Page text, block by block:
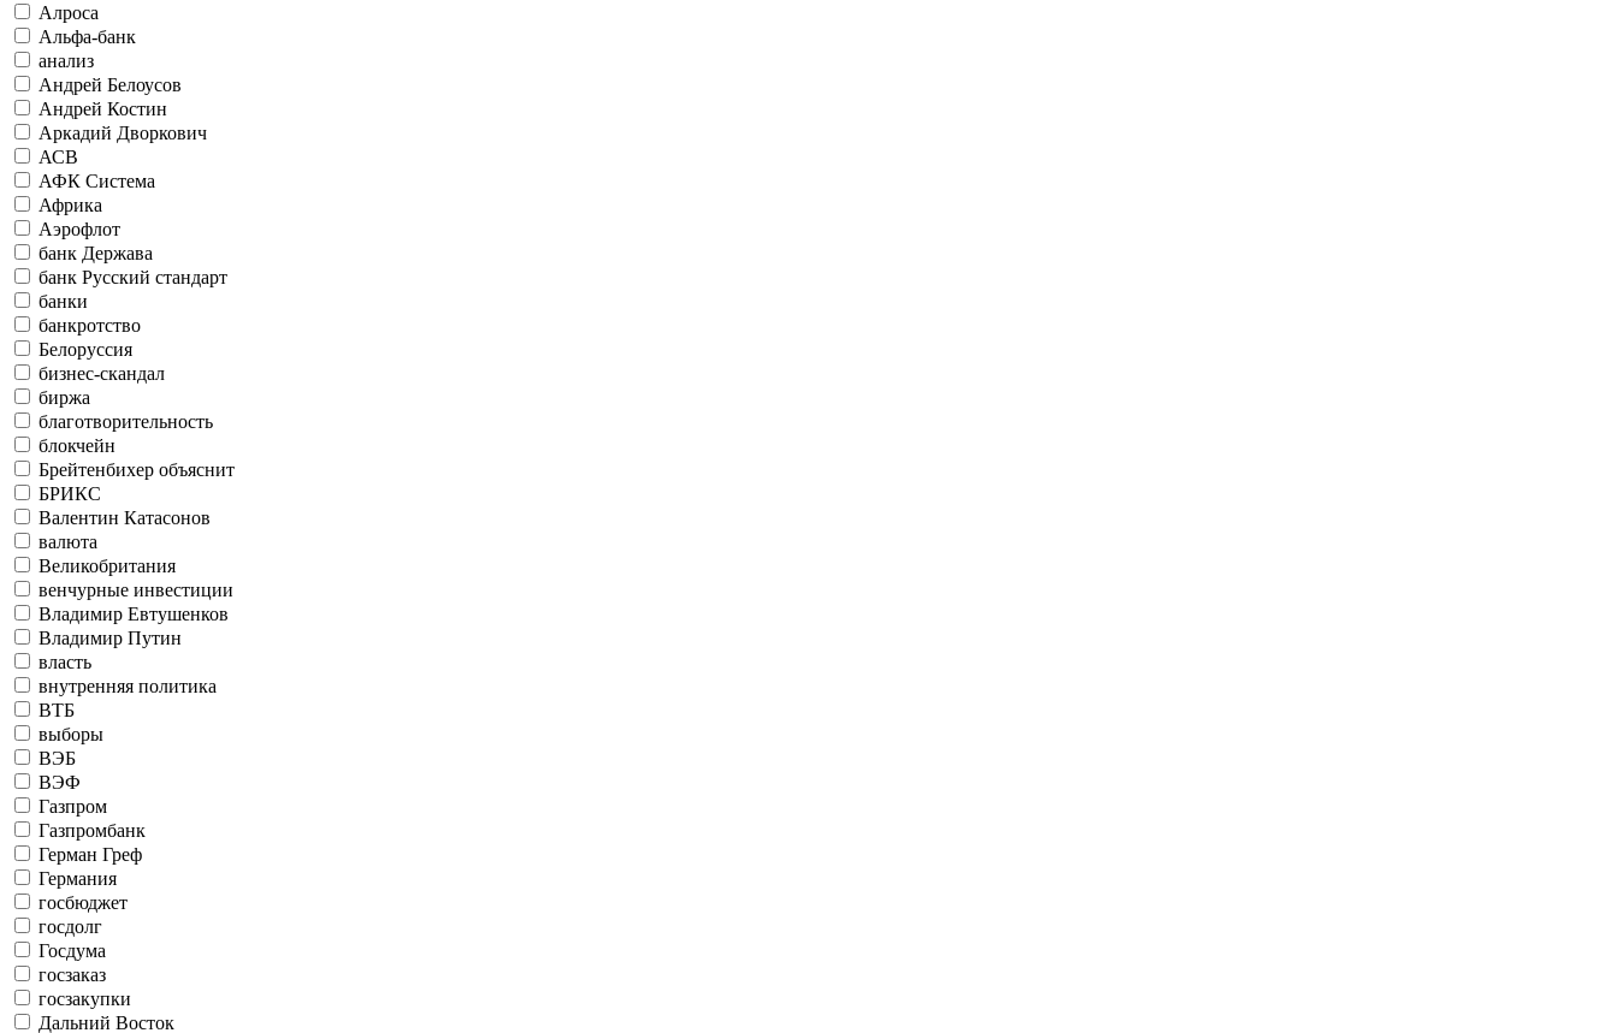
Алроса
Альфа-банк
анализ
Андрей Белоусов
Андрей Костин
Аркадий Дворкович
АСВ
АФК Система
Африка
Аэрофлот
банк Держава
банк Русский стандарт
банки
банкротство
Белоруссия
бизнес-скандал
биржа
благотворительность
блокчейн
Брейтенбихер объяснит
БРИКС
Валентин Катасонов
валюта
Великобритания
венчурные инвестиции
Владимир Евтушенков
Владимир Путин
власть
внутренняя политика
ВТБ
выборы
ВЭБ
ВЭФ
Газпром
Газпромбанк
Герман Греф
Германия
госбюджет
госдолг
Госдума
госзаказ
госзакупки
Дальний Восток